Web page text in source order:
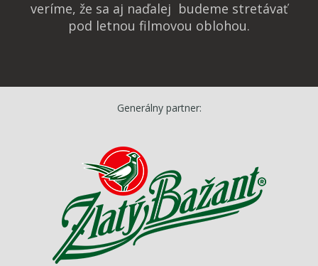
veríme, že sa aj naďalej budeme stretávať
pod letnou filmovou oblohou.
Generálny partner: